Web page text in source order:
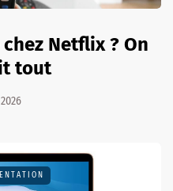
Netflix ? On
tout